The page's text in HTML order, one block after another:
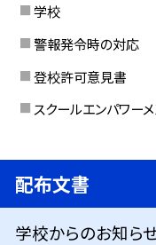
学校
警報発令時の対応
登校許可意見書
スクールエンパワー
配布文書
学校からのお知ら